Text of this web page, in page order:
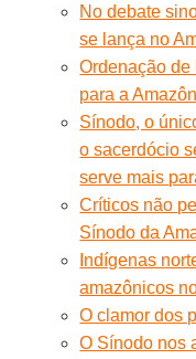
No debate
se lança no
Ordenação
para a
Sínodo, o
o sacerdócio
serve mais
Críticos não
Sínodo da
Indígenas
amazônicos
O clamor dos
O Sínodo nos